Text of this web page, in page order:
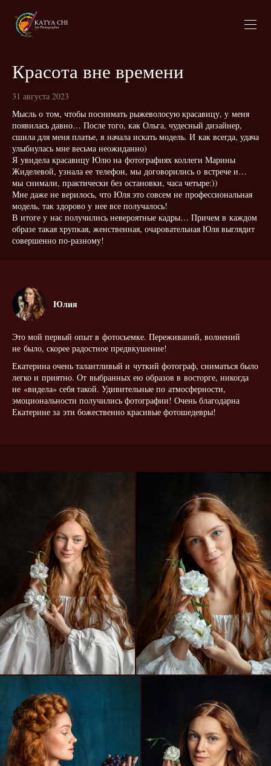
Красота вне времени
31 августа 2023
Мысль о том, чтобы поснимать рыжеволосую красавицу, у меня
появилась давно… После того, как Ольга, чудесный дизайнер,
сшила для меня платье, я начала искать модель. И как всегда, удача
улыбнулась мне весьма неожиданно)
Я увидела красавицу Юлю на фотографиях коллеги Марины
Жиделевой, узнала ее телефон, мы договорились о встрече и…
мы снимали, практически без остановки, часа четыре:))
Мне даже не верилось, что Юля это совсем не профессиональная
модель, так здорово у нее все получалось!
В итоге у нас получились невероятные кадры… Причем в каждом
образе такая хрупкая, женственная, очаровательная Юля выглядит
совершенно по-разному!
Юлия
Это мой первый опыт в фотосьемке. Переживаний, волнений
не было, скорее радостное предвкушение!
Екатерина очень талантливый и чуткий фотограф, сниматься было
легко и приятно. От выбранных ею образов в восторге, никогда
не «видела» себя такой. Удивительные по атмосферности,
эмоциональности получились фотографии! Очень благодарна
Екатерине за эти божественно красивые фотошедевры!